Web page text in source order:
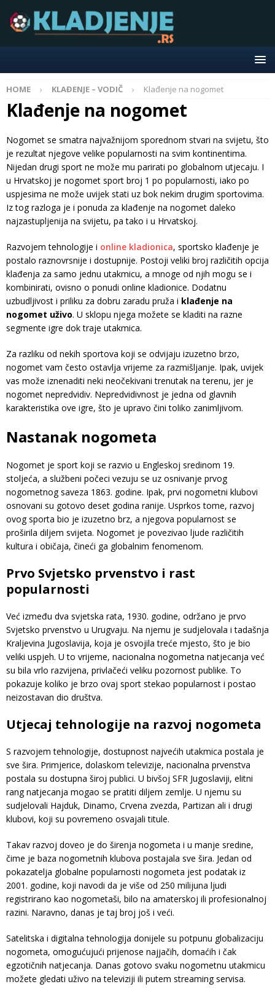
HOME KLAĐENJE – VODIČ Klađenje na nogomet
Klađenje na nogomet
Nogomet se smatra najvažnijom sporednom stvari na svijetu, što
je rezultat njegove velike popularnosti na svim kontinentima.
Nijedan drugi sport ne može mu parirati po globalnom utjecaju. I
u Hrvatskoj je nogomet sport broj 1 po popularnosti, iako po
uspjesima ne može uvijek stati uz bok nekim drugim sportovima.
Iz tog razloga je i ponuda za klađenje na nogomet daleko
najzastupljenija na svijetu, pa tako i u Hrvatskoj.
Razvojem tehnologije i online kladionica, sportsko klađenje je
postalo raznovrsnije i dostupnije. Postoji veliki broj različitih opcija
klađenja za samo jednu utakmicu, a mnoge od njih mogu se i
kombinirati, ovisno o ponudi online kladionice. Dodatnu
uzbudljivost i priliku za dobru zaradu pruža i klađenje na
nogomet uživo. U sklopu njega možete se kladiti na razne
segmente igre dok traje utakmica.
Za razliku od nekih sportova koji se odvijaju izuzetno brzo,
nogomet vam često ostavlja vrijeme za razmišljanje. Ipak, uvijek
vas može iznenaditi neki neočekivani trenutak na terenu, jer je
nogomet nepredvidiv. Nepredvidivnost je jedna od glavnih
karakteristika ove igre, što je upravo čini toliko zanimljivom.
Nastanak nogometa
Nogomet je sport koji se razvio u Engleskoj sredinom 19.
stoljeća, a službeni počeci vezuju se uz osnivanje prvog
nogometnog saveza 1863. godine. Ipak, prvi nogometni klubovi
osnovani su gotovo deset godina ranije. Usprkos tome, razvoj
ovog sporta bio je izuzetno brz, a njegova popularnost se
proširila diljem svijeta. Nogomet je povezivao ljude različitih
kultura i običaja, čineći ga globalnim fenomenom.
Prvo Svjetsko prvenstvo i rast
popularnosti
Već između dva svjetska rata, 1930. godine, održano je prvo
Svjetsko prvenstvo u Urugvaju. Na njemu je sudjelovala i tadašnja
Kraljevina Jugoslavija, koja je osvojila treće mjesto, što je bio
veliki uspjeh. U to vrijeme, nacionalna nogometna natjecanja već
su bila vrlo razvijena, privlačeći veliku pozornost publike. To
pokazuje koliko je brzo ovaj sport stekao popularnost i postao
neizostavan dio društva.
Utjecaj tehnologije na razvoj nogometa
S razvojem tehnologije, dostupnost najvećih utakmica postala je
sve šira. Primjerice, dolaskom televizije, nacionalna prvenstva
postala su dostupna široj publici. U bivšoj SFR Jugoslaviji, elitni
rang natjecanja mogao se pratiti diljem zemlje. U njemu su
sudjelovali Hajduk, Dinamo, Crvena zvezda, Partizan ali i drugi
klubovi, koji su povremeno osvajali titule.
Takav razvoj doveo je do širenja nogometa i u manje sredine,
čime je baza nogometnih klubova postajala sve šira. Jedan od
pokazatelja globalne popularnosti nogometa jest podatak iz
2001. godine, koji navodi da je više od 250 milijuna ljudi
registrirano kao nogometaši, bilo na amaterskoj ili profesionalnoj
razini. Naravno, danas je taj broj još i veći.
Satelitska i digitalna tehnologija donijele su potpunu globalizaciju
nogometa, omogućujući prijenose najjačih, domaćih i čak
egzotičnih natjecanja. Danas gotovo svaku nogometnu utakmicu
možete gledati uživo na televiziji ili putem streaming servisa.